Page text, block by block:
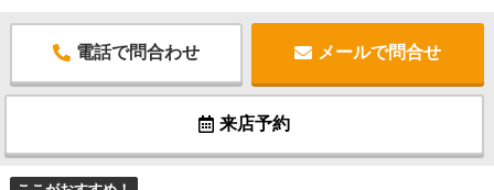
電話で問合わせ メールで問合せ
来店予約